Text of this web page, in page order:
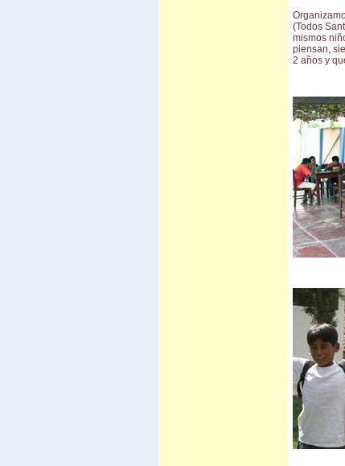
(Todos
mismos
piensan,
2 años y